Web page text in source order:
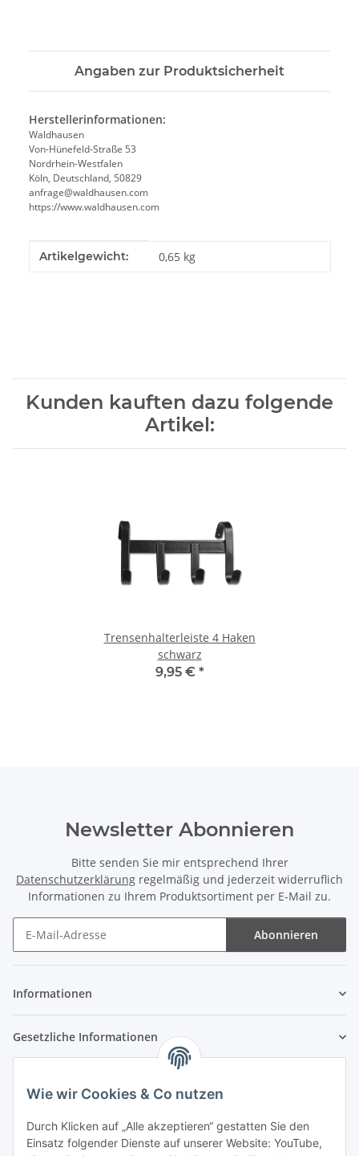
Wie wir Cookies & Co nutzen
Durch Klicken auf „Alle akzeptieren“ gestatten Sie den
Einsatz folgender Dienste auf unserer Website: YouTube,
Angaben zur Produktsicherheit
Herstellerinformationen:
Waldhausen
Von-Hünefeld-Straße 53
Nordrhein-Westfalen
Köln, Deutschland, 50829
anfrage@waldhausen.com
https://www.waldhausen.com
Produkteigenschaft
Wert
Artikelgewicht: 0,65 kg
Kunden kauften dazu folgende
Artikel:
Trensenhalterleiste 4 Haken
schwarz
9,95 € *
Newsletter Abonnieren
Bitte senden Sie mir entsprechend Ihrer
Datenschutzerklärung regelmäßig und jederzeit widerruflich
Informationen zu Ihrem Produktsortiment per E-Mail zu.
Abonnieren
Informationen
Gesetzliche Informationen